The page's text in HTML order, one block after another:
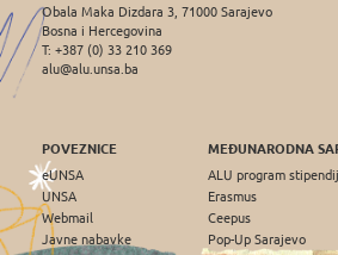
Obala Maka Dizdara 3, 71000 Sarajevo
Bosna i Hercegovina
T: +387 (0) 33 210 369
alu@alu.unsa.ba
POVEZNICE
eUNSA
UNSA
Webmail
Javne nabavke
MEĐUNARODNA
ALU program
Erasmus
Ceepus
Pop-Up Sarajevo